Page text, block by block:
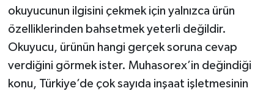
okuyucunun ilgisini çekmek için yalnızca ürün
özelliklerinden bahsetmek yeterli değildir.
Okuyucu, ürünün hangi gerçek soruna cevap
verdiğini görmek ister. Muhasorex’in değindiği
konu, Türkiye’de çok sayıda inşaat işletmesinin